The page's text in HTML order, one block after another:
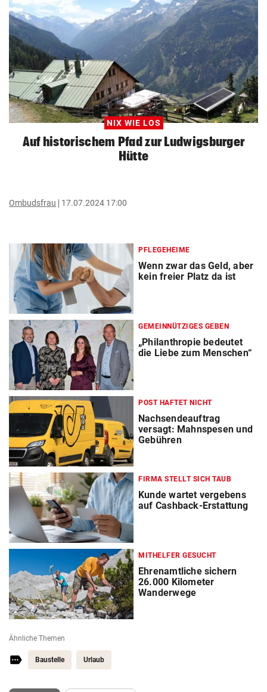
NIX WIE LOS
Auf historischem Pfad zur Ludwigsburger
Hütte
Ombudsfrau 17.07.2024 17:00
PFLEGEHEIME
Wenn zwar das Geld, aber
kein freier Platz da ist
GEMEINNÜTZIGES GEBEN
„Philanthropie bedeutet
die Liebe zum Menschen“
POST HAFTET NICHT
Nachsendeauftrag
versagt: Mahnspesen und
Gebühren
FIRMA STELLT SICH TAUB
Kunde wartet vergebens
auf Cashback-Erstattung
MITHELFER GESUCHT
Ehrenamtliche sichern
26.000 Kilometer
Wanderwege
Ähnliche Themen
Baustelle Urlaub